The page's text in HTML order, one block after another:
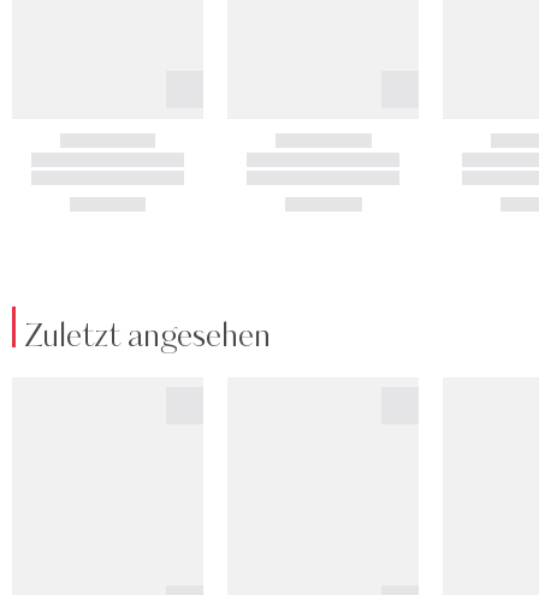
Zuletzt angesehen